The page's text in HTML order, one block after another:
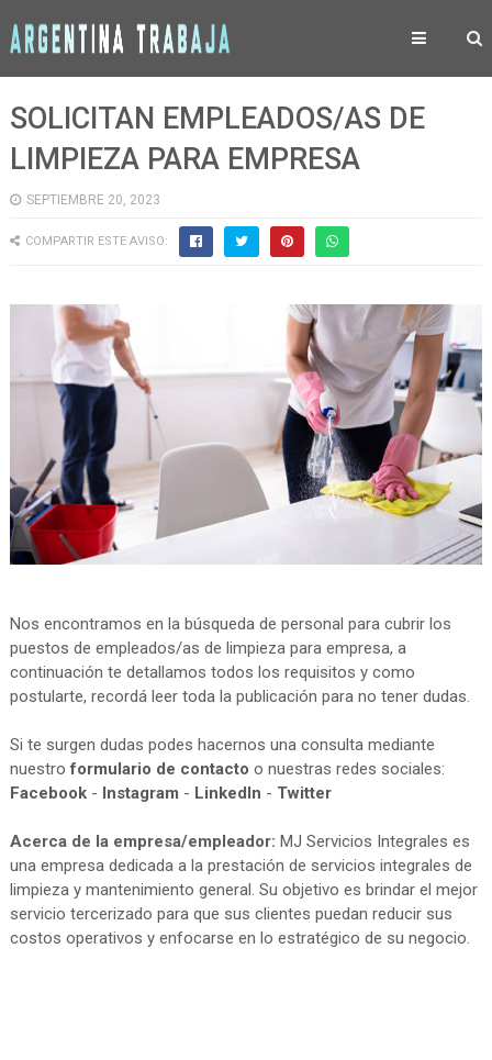
SOLICITAN EMPLEADOS/AS DE
LIMPIEZA PARA EMPRESA
SEPTIEMBRE 20, 2023
COMPARTIR ESTE AVISO:
Nos encontramos en la búsqueda de personal para cubrir los
puestos de empleados/as de limpieza para empresa, a
continuación te detallamos todos los requisitos y como
postularte, recordá leer toda la publicación para no tener dudas.
Si te surgen dudas podes hacernos una consulta mediante
nuestroformulario de contacto o nuestras redes sociales:
Facebook- Instagram - LinkedIn - Twitter
Acerca de la empresa/empleador: MJ Servicios Integrales es
una empresa dedicada a la prestación de servicios integrales de
limpieza y mantenimiento general. Su objetivo es brindar el mejor
servicio tercerizado para que sus clientes puedan reducir sus
costos operativos y enfocarse en lo estratégico de su negocio.